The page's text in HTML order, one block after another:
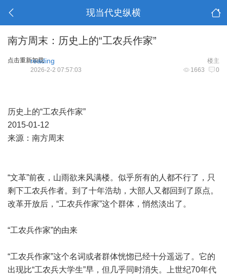
现当代史纵横
南方周末：历史上的“工农兵作家”
点击重新加载 楼主
reading
1663 0
2026-2-2 07:57:03
历史上的“工农兵作家”
2015-01-12
来源：南方周末
“文革”前夜，山雨欲来风满楼。似乎所有的人都不行了，只
剩下工农兵作者。到了十年浩劫，大部人又都回到了原点。
改革开放后，“工农兵作家”这个群体，悄然淡出了。
“工农兵作家”的由来
“工农兵作家”这个名词或者群体恍惚已经十分遥远了。它的
出现比“工农兵大学生”早，但几乎同时消失。上世纪70年代